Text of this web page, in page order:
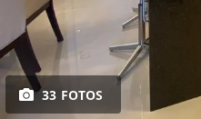
33 FOTOS